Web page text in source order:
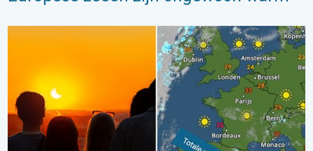
Zonsverduistering op woensdag. Noteer de datum. . .